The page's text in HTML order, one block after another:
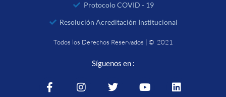
Protocolo COVID - 19
Resolución Acreditación Institucional
Todos los Derechos Reservados | © 2021
Síguenos en :